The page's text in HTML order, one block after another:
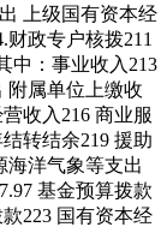
上级国有资本经
财政专户核拨211
中：事业收入 213
附属单位上缴收
收入 216 商业服
转结余219 援助
海洋气象等支出
7.97 基金预算拨款
223 国有资本经